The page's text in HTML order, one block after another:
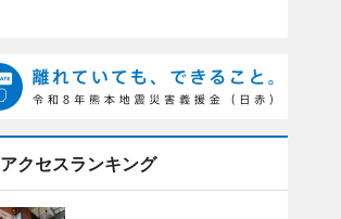
アクセスランキング